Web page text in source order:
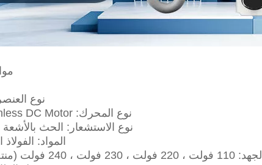
نوع
نوع المحرك: BLDC Brushless DC Motor
نوع الاستشعار: الحث
المواد:
الجهد: 110 فولت ، 220 فولت ، 230 فولت ، 240 فولت (منتجات مختلفة)